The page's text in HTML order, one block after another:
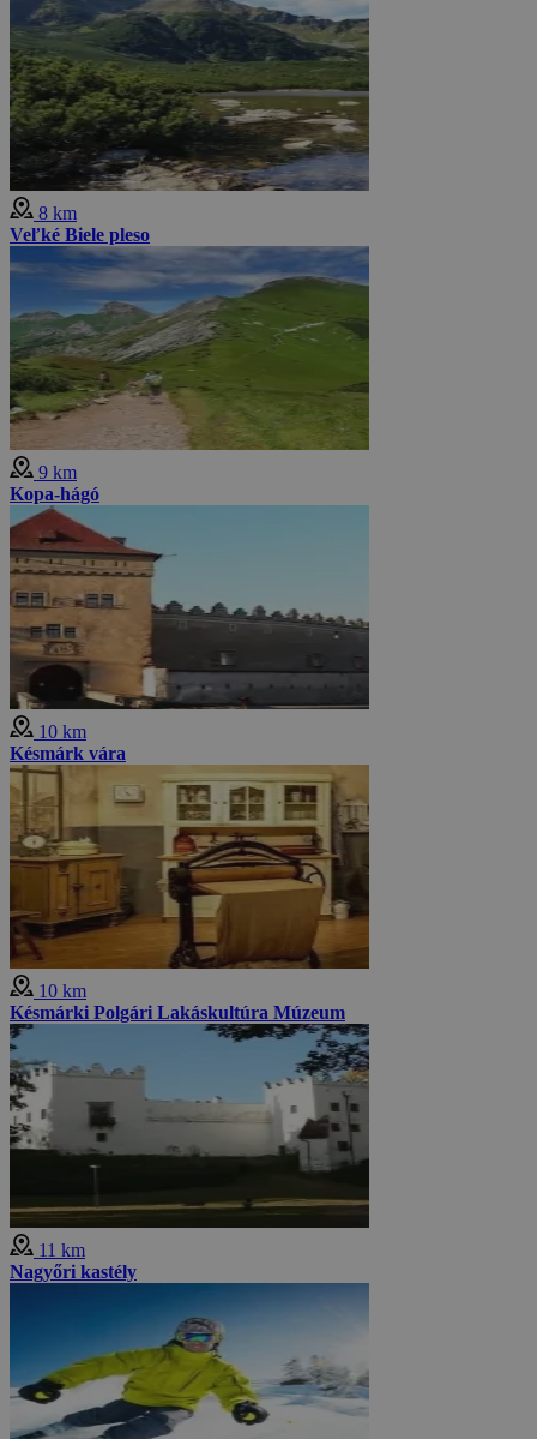
8 km
Veľké Biele pleso
9 km
Kopa-hágó
10 km
Késmárk vára
10 km
Késmárki Polgári Lakáskultúra Múzeum
11 km
Nagyőri kastély